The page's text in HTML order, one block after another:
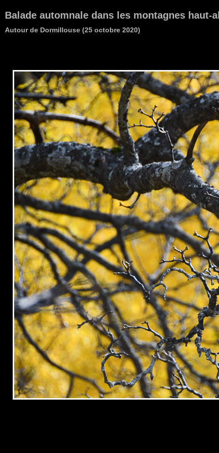
Balade automnale dans les montagnes haut-
Autour de Dormillouse (25 octobre 2020)